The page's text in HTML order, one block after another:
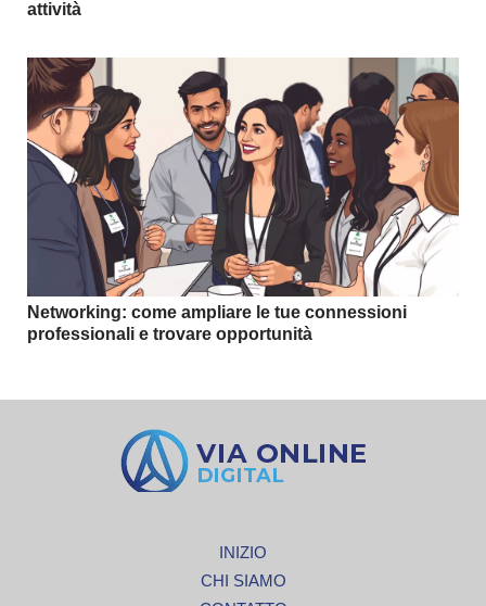
attività
Networking: come ampliare le tue connessioni
professionali e trovare opportunità
INIZIO
CHI SIAMO